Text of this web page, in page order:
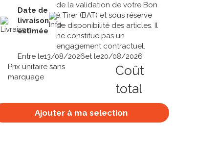
Date de
livraison
estimée
de la validation de votre Bon
à Tirer (BAT) et sous réserve
de disponibilité des articles. Il
ne constitue pas un
engagement contractuel.
Entre le13/08/2026et le20/08/2026
Prix unitaire sans
marquage
Coût
total
Ajouter à ma selection